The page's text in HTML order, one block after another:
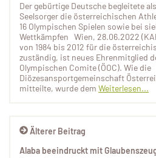
Älterer Beitrag
Alaba beeindruckt mit
Der gebürtige Deutsche begleitete
Seelsorger die österreichischen
16 Olympischen Spielen sowie bei
Wettkämpfen Wien, 28.06.2022
von 1984 bis 2012 für die
zuständig, ist neues Ehrenmitglied
Olympischen Comite (ÖOC). Wie die
Diözesansportgemeinschaft
mitteilte, wurde dem Weiterlesen...